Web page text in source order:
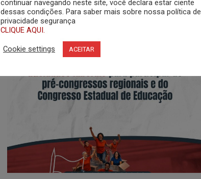
continuar navegando neste site, você declara estar ciente
dessas condições. Para saber mais sobre nossa política de
privacidade segurança
CLIQUE AQUI.
Cookie settings ACEITAR